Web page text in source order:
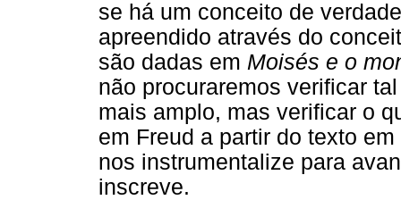
se há um conceito de
apreendido através do
são dadas em Moisés e o
não procuraremos verificar
mais amplo, mas verificar o
em Freud a partir do texto
nos instrumentalize para
inscreve.